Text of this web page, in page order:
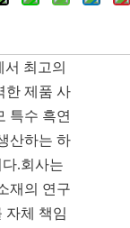
최고의
한 제품 사
특수 흑연
산하는 하
.회사는
재의 연구
자체 책임